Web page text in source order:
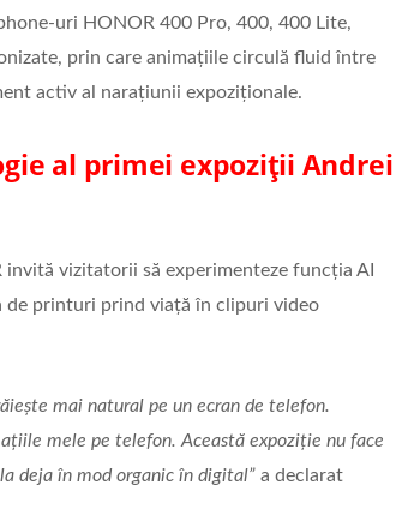
uri HONOR 400 Pro, 400, 400 Lite,
prin care animațiile circulă fluid între
activ al narațiunii expoziționale.
al primei expoziții Andrei
vizitatorii să experimenteze funcția AI
de printuri prind viață în clipuri video
mai natural pe un ecran de telefon.
mele pe telefon. Această expoziție nu face
deja în mod organic în digital” a declarat